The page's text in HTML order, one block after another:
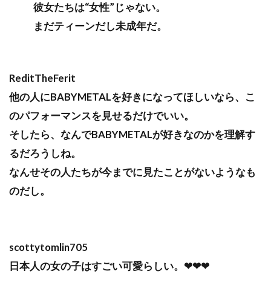
彼女たちは“女性”じゃない。
まだティーンだし未成年だ。
ReditTheFerit
他の人にBABYMETALを好きになってほしいなら、こ
のパフォーマンスを見せるだけでいい。
そしたら、なんでBABYMETALが好きなのかを理解す
るだろうしね。
なんせその人たちが今までに見たことがないようなも
のだし。
scottytomlin705
日本人の女の子はすごい可愛らしい。❤❤❤